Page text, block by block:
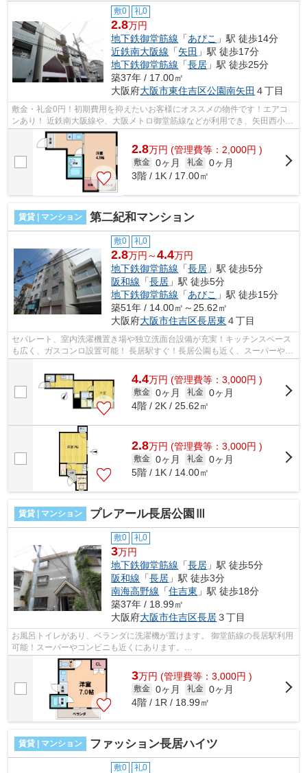
敷0 礼0
2.8万円
地下鉄御堂筋線 「あびこ 」駅 徒歩14分
近鉄南大阪線 「矢田 」駅 徒歩17分
地下鉄御堂筋線 「長居 」駅 徒歩25分
築37年 / 17.00㎡
大阪府大阪市東住吉区公園南矢田 ４丁目
敷金・礼金0円！初期費用を抑えたいお客様にオススメの物件です！エアコ
ンあり！ 近鉄南大阪線や、大阪メトロ御堂筋線などが利用でき、矢田西小学
校区です！ ■□■□■□■□■□■□■□■□■□■□■□...
2.8万円 (管理費等：2,000円 )
敷金 0ヶ月 礼金 0ヶ月
3階 / 1K / 17.00㎡
賃貸 | マンション 第二紀和マンション
敷0 礼0
2.8万円～4.4万円
地下鉄御堂筋線 「長居 」駅 徒歩5分
阪和線 「長居 」駅 徒歩5分
地下鉄御堂筋線 「あびこ 」駅 徒歩15分
築51年 / 14.00㎡～25.62㎡
大阪府大阪市住吉区長居東 ４丁目
セパレート、室内洗濯機置き場や独立洗面台設備が充実！キッチンスペース
も広く、ガスコンロ設置可能！ 長居駅すぐ！長居公園も近く、スーパーやド
4.4万円 (管理費等：3,000円 )
敷金 0ヶ月 礼金 0ヶ月
4階 / 2K / 25.62㎡
2.8万円 (管理費等：3,000円 )
敷金 0ヶ月 礼金 0ヶ月
5階 / 1K / 14.00㎡
賃貸 | マンション プレアール長居公園Ⅲ
敷0 礼0
3万円
地下鉄御堂筋線 「長居 」駅 徒歩5分
阪和線 「長居 」駅 徒歩3分
南海高野線 「住吉東 」駅 徒歩18分
築37年 / 18.99㎡
大阪府大阪市住吉区長居３丁目
お風呂トイレがあり、ベランダに洗濯機が置けます。 御堂筋線の長居駅利用
可能！スーパーやコンビニも近くにあります。
■□■□■□■□■□■□■□■□■□■□■□■□■□■□■□■□■□■□■□■□ ご覧いただき、あ...
3万円 (管理費等：3,000円 )
敷金 0ヶ月 礼金 0ヶ月
4階 / 1R / 18.99㎡
賃貸 | マンション ファッション長居ハイツ
敷0 礼0